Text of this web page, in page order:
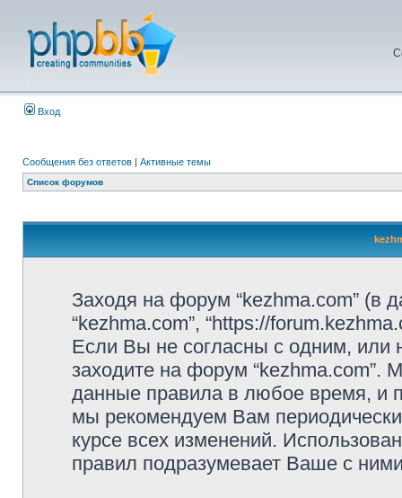
Вход
Сообщения без ответов | Активные темы
Список форумов
Заходя на форум “kezhma.com”
“kezhma.com”, “https://
Если Вы не согласны с одним, или
заходите на форум “kezhma.com”.
данные правила в любое время, и
мы рекомендуем Вам
курсе всех изменений.
правил подразумевает Ваше с